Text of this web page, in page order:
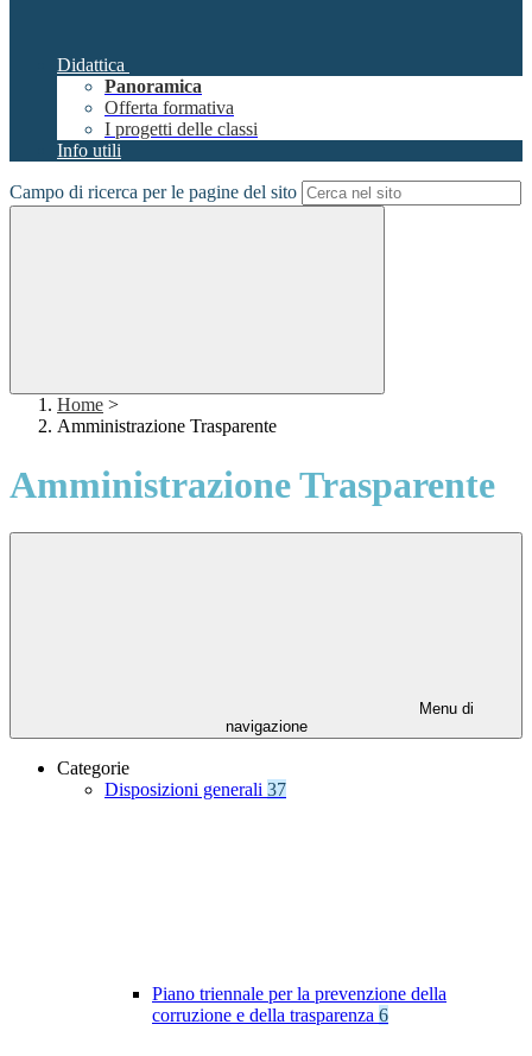
Didattica
Panoramica
Offerta formativa
I progetti delle classi
Info utili
Campo di ricerca per le pagine del sito
Home >
Amministrazione Trasparente
Amministrazione Trasparente
Menu di
navigazione
Categorie
Disposizioni generali 37
Piano triennale per la prevenzione della
corruzione e della trasparenza 6